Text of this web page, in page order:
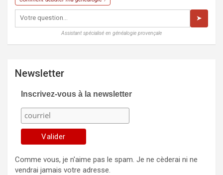
➤
Assistant spécialisé en généalogie provençale
Newsletter
Inscrivez-vous à la newsletter
Comme vous, je n'aime pas le spam. Je ne cèderai ni ne
vendrai jamais votre adresse.